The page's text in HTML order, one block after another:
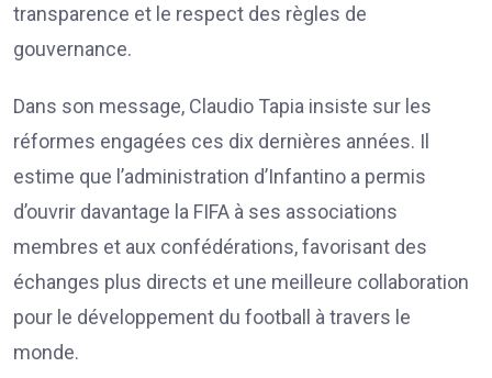
transparence et le respect des règles de
gouvernance.
Dans son message, Claudio Tapia insiste sur les
réformes engagées ces dix dernières années. Il
estime que l’administration d’Infantino a permis
d’ouvrir davantage la FIFA à ses associations
membres et aux confédérations, favorisant des
échanges plus directs et une meilleure collaboration
pour le développement du football à travers le
monde.